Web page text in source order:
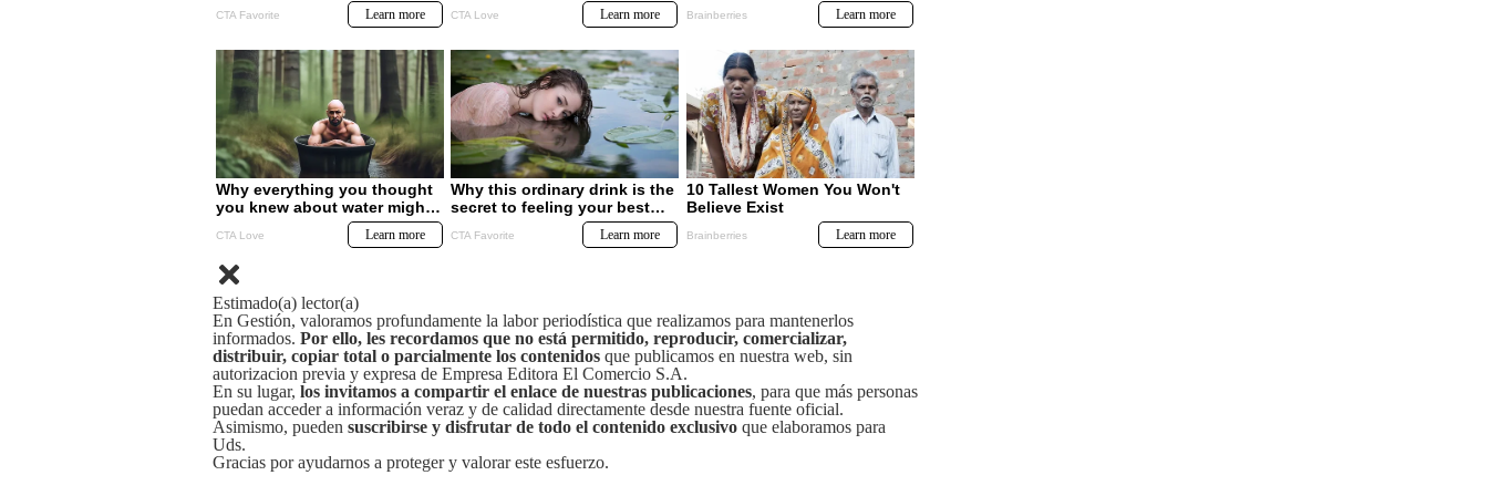
Estimado(a) lector(a)
En Gestión, valoramos profundamente la labor periodística que realizamos para mantenerlos
informados. Por ello, les recordamos que no está permitido, reproducir, comercializar,
distribuir, copiar total o parcialmente los contenidos que publicamos en nuestra web, sin
autorizacion previa y expresa de Empresa Editora El Comercio S.A.
En su lugar, los invitamos a compartir el enlace de nuestras publicaciones, para que más personas
puedan acceder a información veraz y de calidad directamente desde nuestra fuente oficial.
Asimismo, pueden suscribirse y disfrutar de todo el contenido exclusivo que elaboramos para
Uds.
Gracias por ayudarnos a proteger y valorar este esfuerzo.